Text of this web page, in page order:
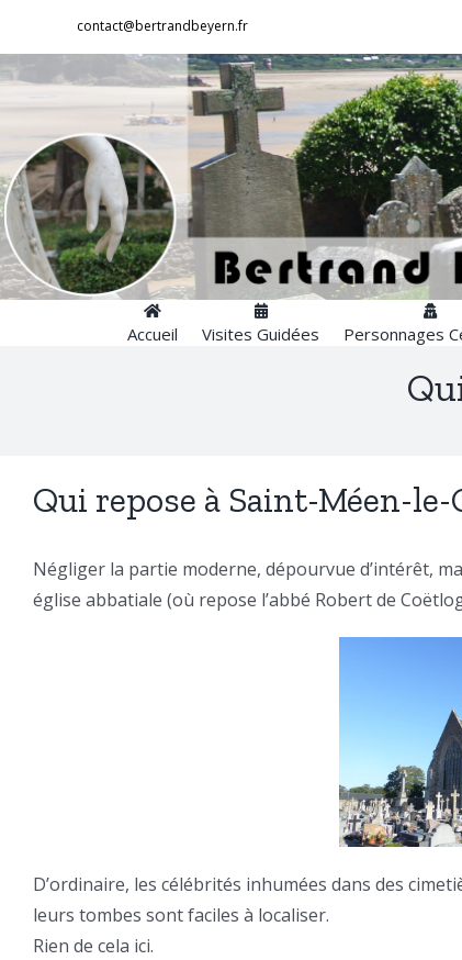
contenu
contact@bertrandbeyern.fr
Accueil Visites Guidées Personnages
Qui repose à Saint-Méen-le-
Négliger la partie moderne, dépourvue d’intérêt,
église abbatiale (où repose l’abbé Robert de
D’ordinaire, les célébrités inhumées dans des
leurs tombes sont faciles à localiser.
Rien de cela ici.